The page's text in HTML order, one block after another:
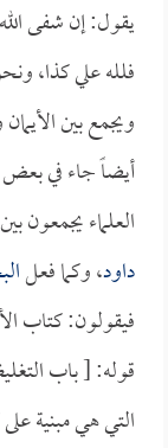
يقول: إن شفى
فلله علي كذا،
ويجمع بين
أيضاً جاء في
العلماء يجمعون
داود، وكما فعل
فيقولون: كتاب
قوله: [ باب
التي هي مبنية